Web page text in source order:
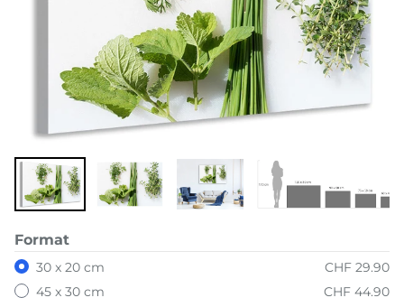
Format
30 x 20 cm
CHF 29.90
45 x 30 cm
CHF 44.90